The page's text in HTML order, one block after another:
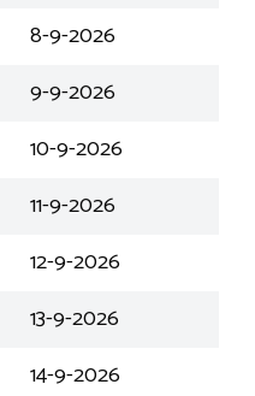
8-9-2026
9-9-2026
10-9-2026
11-9-2026
12-9-2026
13-9-2026
14-9-2026